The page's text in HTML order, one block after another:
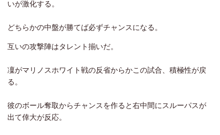
いが激化する。
どちらかの中盤が勝てば必ずチャンスになる。
互いの攻撃陣はタレント揃いだ。
凜がマリノスホワイト戦の反省からかこの試合、積極性が戻
る。
彼のボール奪取からチャンスを作ると右中間にスルーパスが
出て倖大が反応。